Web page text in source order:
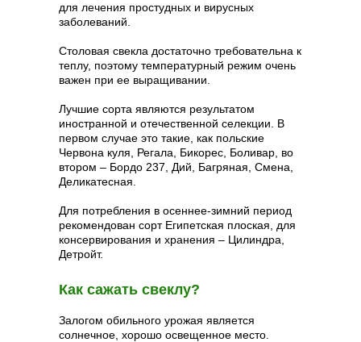
для лечения простудных и вирусных
заболеваний.
Столовая свекла достаточно требовательна к
теплу, поэтому температурный режим очень
важен при ее выращивании.
Лучшие сорта являются результатом
иностранной и отечественной селекции. В
первом случае это такие, как польские
Червона куля, Регала, Бикорес, Боливар, во
втором – Бордо 237, Дий, Багряная, Смена,
Деликатесная.
Для потребления в осеннее-зимний период
рекомендован сорт Египетская плоская, для
консервирования и хранения – Цилиндра,
Детройт.
Как сажать свеклу?
Залогом обильного урожая является
солнечное, хорошо освещенное место.